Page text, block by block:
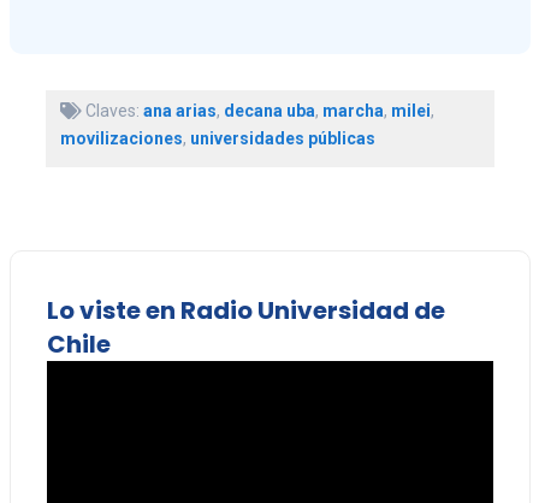
Claves: ana arias, decana uba, marcha, milei,
movilizaciones, universidades públicas
Lo viste en Radio Universidad de
Chile